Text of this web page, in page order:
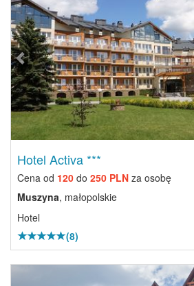
Hotel Activa ***
Cena od 120 do 250 PLN za osobę
Muszyna, małopolskie
Hotel
(8)